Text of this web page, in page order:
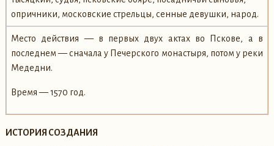
опричники, московские стрельцы, сенные девушки, народ.
Место действия — в первых двух актах во Пскове, а в
последнем — сначала у Печерского монастыря, потом у реки
Медедни.
Время — 1570 год.
ИСТОРИЯ СОЗДАНИЯ